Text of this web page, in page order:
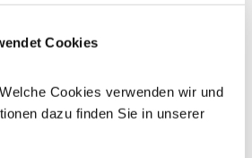
Cookies
Cookies verwenden wir und
dazu finden Sie in unserer
Kariesprophylaxe